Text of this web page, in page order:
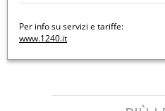
Per info su servizi e tariffe:
www.1240.it